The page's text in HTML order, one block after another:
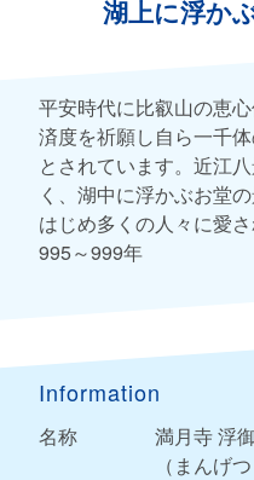
湖上に浮か
平安時代に比叡山の恵
済度を祈願し自ら一千
とされています。近江
く、湖中に浮かぶお堂
はじめ多くの人々に愛
995～999年
Information
名称
満月寺 浮
（まんげ